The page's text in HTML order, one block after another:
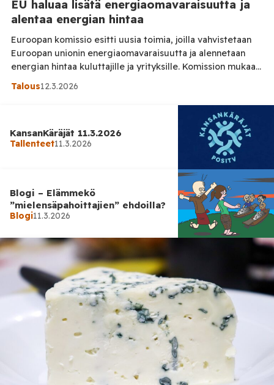
EU haluaa lisätä energiaomavaraisuutta ja
alentaa energian hintaa
Euroopan komissio esitti uusia toimia, joilla vahvistetaan
Euroopan unionin energiaomavaraisuutta ja alennetaan
energian hintaa kuluttajille ja yrityksille. Komission mukaan
tavoitteena on vähentää riippuvuutta tuontienergiasta ja
Euroopan komission 10. maaliskuuta julkaisema tiedote.
Komission mukaan viime vuosien geopoliittiset kriisit ja
energiamarkkinoiden häiriöt ovat osoittaneet, että
Euroopan suuri riippuvuus ulkomaisista fossiilisista
Talous12.3.2026
KansanKäräjät 11.3.2026
Tallenteet11.3.2026
Blogi – Elämmekö
”mielensäpahoittajien” ehdoilla?
Blogi11.3.2026
IEA suosittaa vapauttamaan
400 miljoonaa barrelia öljyä
markkinoille